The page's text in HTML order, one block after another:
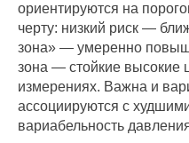
ориентируются на
черту: низкий риск —
зона» — умеренно
зона — стойкие
измерениях. Важна и
ассоциируются с
вариабельность